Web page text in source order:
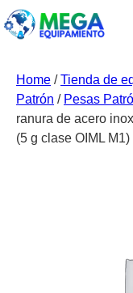
Home /Tienda de
Patrón / Pesas
ranura de acero
(5 g clase OIML M1)